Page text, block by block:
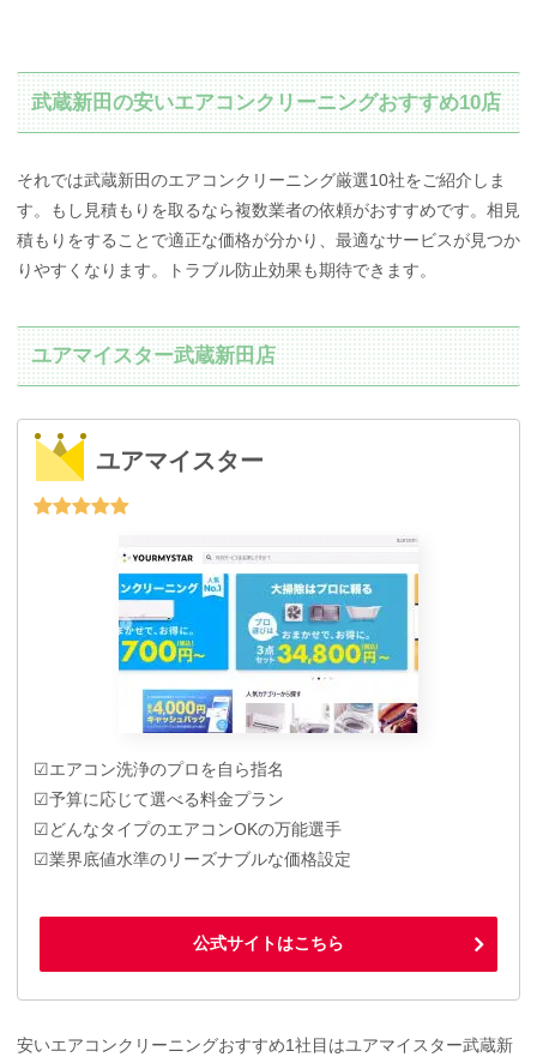
武蔵新田の安いエアコンクリーニングおすすめ10店
それでは武蔵新田のエアコンクリーニング厳選10社をご紹介しま
す。もし見積もりを取るなら複数業者の依頼がおすすめです。相見
積もりをすることで適正な価格が分かり、最適なサービスが見つか
りやすくなります。トラブル防止効果も期待できます。
ユアマイスター武蔵新田店
ユアマイスター
☑エアコン洗浄のプロを自ら指名
☑予算に応じて選べる料金プラン
☑どんなタイプのエアコンOKの万能選手
☑業界底値水準のリーズナブルな価格設定
公式サイトはこちら
安いエアコンクリーニングおすすめ1社目はユアマイスター武蔵新